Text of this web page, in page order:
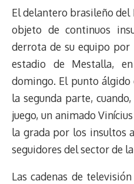
El delantero brasileño del
objeto de continuos
derrota de su equipo por
estadio de Mestalla,
domingo. El punto
la segunda parte,
juego, un animado
la grada por los insultos
seguidores del sector de
Las cadenas de